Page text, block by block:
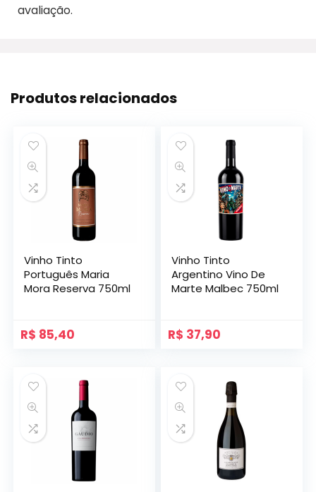
avaliação.
Produtos relacionados
Vinho Tinto
Português Maria
Mora Reserva 750ml
R$ 85,40
Vinho Tinto
Argentino Vino De
Marte Malbec 750ml
R$ 37,90